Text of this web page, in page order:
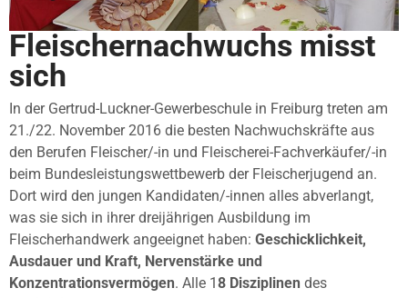
Fleischernachwuchs misst
sich
In der Gertrud-Luckner-Gewerbeschule in Freiburg treten am
21./22. November 2016 die besten Nachwuchskräfte aus
den Berufen Fleischer/-in und Fleischerei-Fachverkäufer/-in
beim Bundesleistungswettbewerb der Fleischerjugend an.
Dort wird den jungen Kandidaten/-innen alles abverlangt,
was sie sich in ihrer dreijährigen Ausbildung im
Fleischerhandwerk angeeignet haben: Geschicklichkeit,
Ausdauer und Kraft, Nervenstärke und
Konzentrationsvermögen. Alle 18 Disziplinen des